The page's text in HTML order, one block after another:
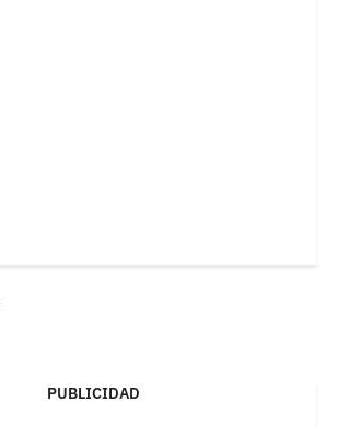
PUBLICIDAD